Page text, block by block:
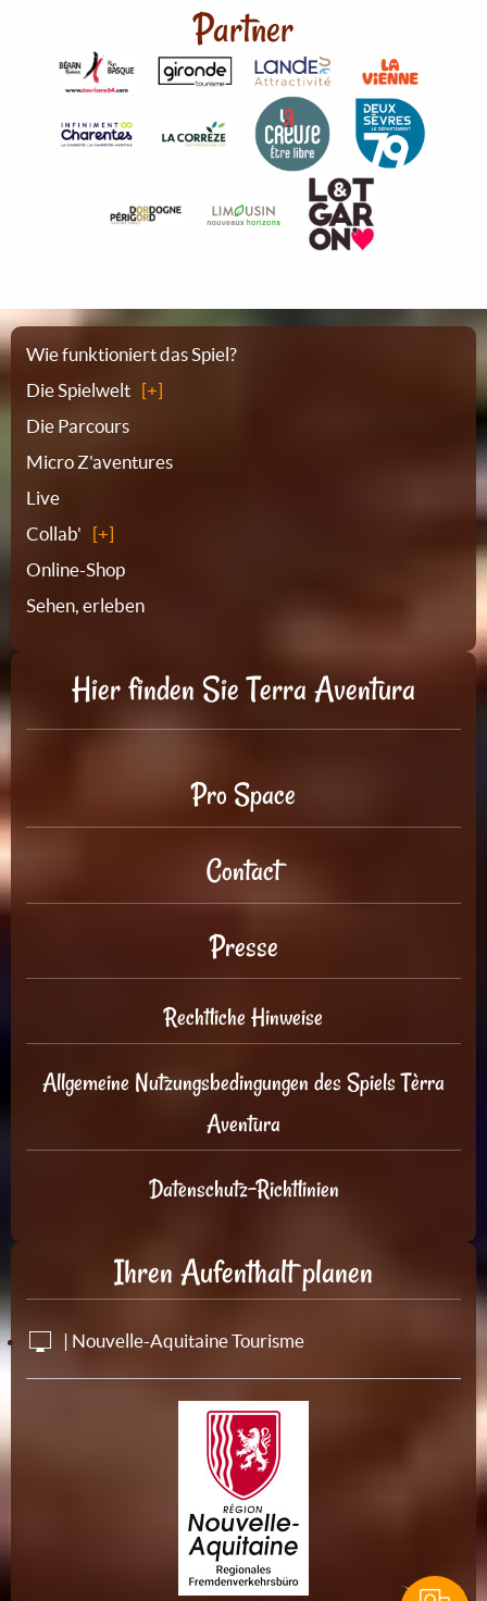
Partner
Sitemap
Wie funktioniert das Spiel?
Die Spielwelt
Die Parcours
Micro Z'aventures
Live
Collab'
Online-Shop
Sehen, erleben
Hier finden Sie Terra Aventura
Pro Space
Contact
Presse
Rechtliche Hinweise
Allgemeine Nutzungsbedingungen des Spiels Tèrra
Aventura
Datenschutz-Richtlinien
Ihren Aufenthalt planen
| Nouvelle-Aquitaine Tourisme